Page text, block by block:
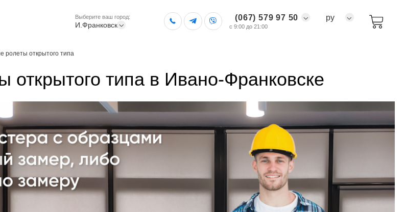
Выберите ваш город:
И.Франковск
(067) 579 97 50
с 9:00 до 21:00
ру
ролеты открытого типа
открытого типа в Ивано-Франковске